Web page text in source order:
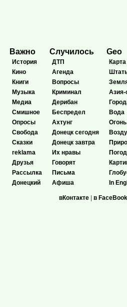
Важно
История
Кино
Книги
Музыка
Медиа
Смишное
Опросы
Свобода
Сказки
reklama
Друзья
Рассылка
Донецкий
Случилось
ДТП
Агенда
Вопросы
Криминал
Дерибан
Беспредел
Ахтунг
Донецк сегодня
Донецк завтра
Их нравы
Говорят
Письма
Афиша
Geo
Карта
Азия-
Вода
Огонь
In
вКонтакте | в FaceBook